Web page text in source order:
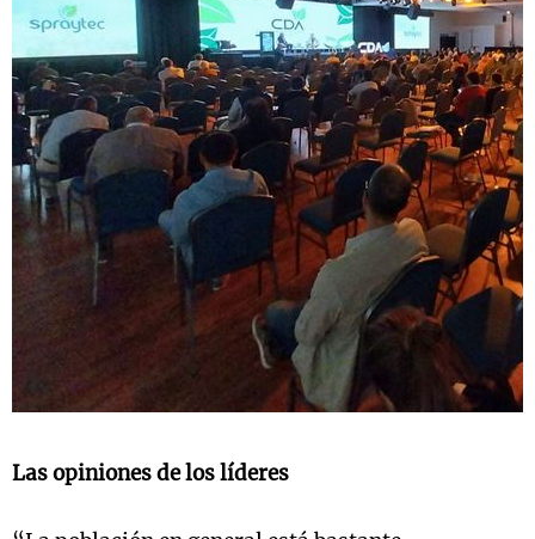
Las opiniones de los líderes